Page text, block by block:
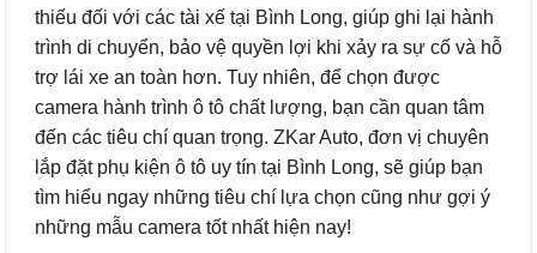
thiếu đối với các tài xế tại Bình Long, giúp ghi lại hành
trình di chuyển, bảo vệ quyền lợi khi xảy ra sự cố và hỗ
trợ lái xe an toàn hơn. Tuy nhiên, để chọn được
camera hành trình ô tô chất lượng, bạn cần quan tâm
đến các tiêu chí quan trọng. ZKar Auto, đơn vị chuyên
lắp đặt phụ kiện ô tô uy tín tại Bình Long, sẽ giúp bạn
tìm hiểu ngay những tiêu chí lựa chọn cũng như gợi ý
những mẫu camera tốt nhất hiện nay!